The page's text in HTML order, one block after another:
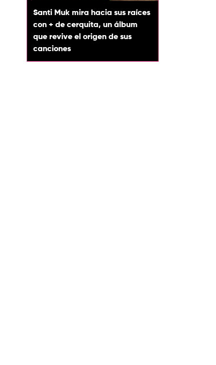
Santi Muk mira hacia sus raíces
con + de cerquita, un álbum
que revive el origen de sus
canciones